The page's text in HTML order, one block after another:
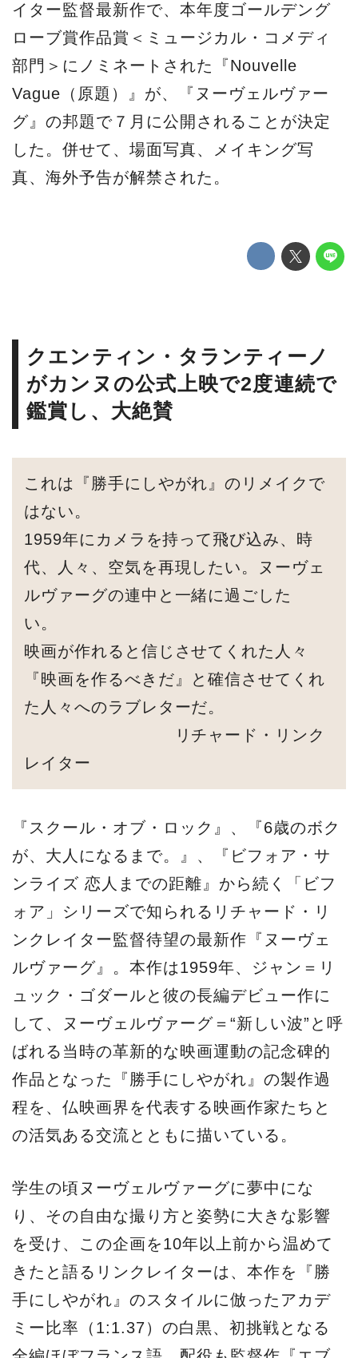
イター監督最新作で、本年度ゴールデング
ローブ賞作品賞＜ミュージカル・コメディ
部門＞にノミネートされた『Nouvelle
Vague（原題）』が、『ヌーヴェルヴァー
グ』の邦題で７月に公開されることが決定
した。併せて、場面写真、メイキング写
真、海外予告が解禁された。
クエンティン・タランティーノ
がカンヌの公式上映で2度連続で
鑑賞し、大絶賛
これは『勝手にしやがれ』のリメイクで
はない。
1959年にカメラを持って飛び込み、時
代、人々、空気を再現したい。ヌーヴェ
ルヴァーグの連中と一緒に過ごした
い。
映画が作れると信じさせてくれた人々
『映画を作るべきだ』と確信させてくれ
た人々へのラブレターだ。
リチャード・リンク
レイター
『スクール・オブ・ロック』、『6歳のボク
が、大人になるまで。』、『ビフォア・サ
ンライズ 恋人までの距離』から続く「ビフ
ォア」シリーズで知られるリチャード・リ
ンクレイター監督待望の最新作『ヌーヴェ
ルヴァーグ』。本作は1959年、ジャン＝リ
ュック・ゴダールと彼の長編デビュー作に
して、ヌーヴェルヴァーグ＝“新しい波”と呼
ばれる当時の革新的な映画運動の記念碑的
作品となった『勝手にしやがれ』の製作過
程を、仏映画界を代表する映画作家たちと
の活気ある交流とともに描いている。
学生の頃ヌーヴェルヴァーグに夢中にな
り、その自由な撮り方と姿勢に大きな影響
を受け、この企画を10年以上前から温めて
きたと語るリンクレイターは、本作を『勝
手にしやがれ』のスタイルに倣ったアカデ
ミー比率（1:1.37）の白黒、初挑戦となる